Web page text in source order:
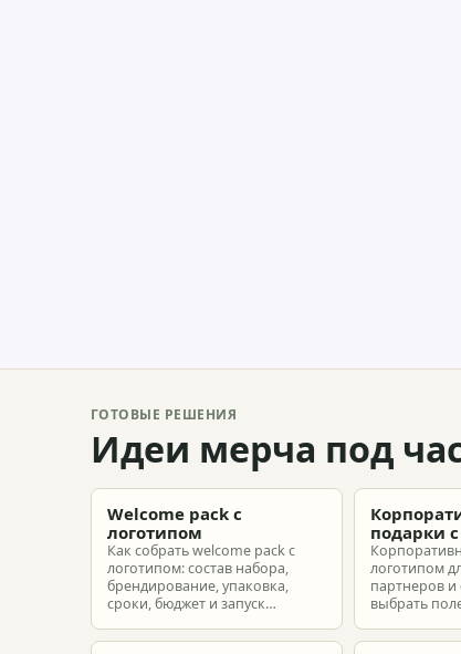
ГОТОВЫЕ РЕШЕНИЯ
Идеи мерча под
Welcome pack с
логотипом
Как собрать welcome pack с
логотипом: состав набора,
брендирование, упаковка,
сроки, бюджет и запуск
новых сотрудников.
подарки
логотипом
партнеров и
выбрать
подготовить